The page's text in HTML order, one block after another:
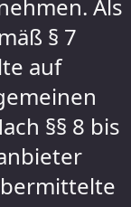
Als
§ 7
auf
§§ 8 bis